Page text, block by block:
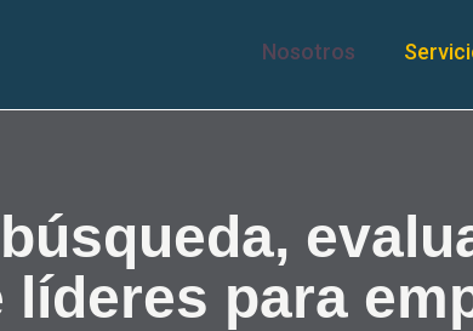
Nosotros
para